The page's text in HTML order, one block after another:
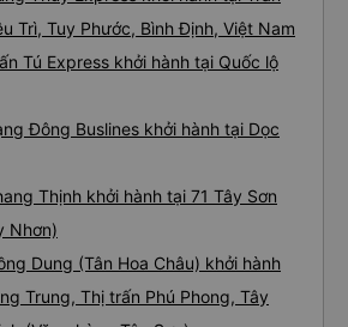
Trì, Tuy Phước, Bình Định, Việt Nam
Tú Express khởi hành tại Quốc lộ
Đông Buslines khởi hành tại Dọc
Thịnh khởi hành tại 71 Tây Sơn
Nhơn)
Dung (Tân Hoa Châu) khởi hành
Trung, Thị trấn Phú Phong, Tây